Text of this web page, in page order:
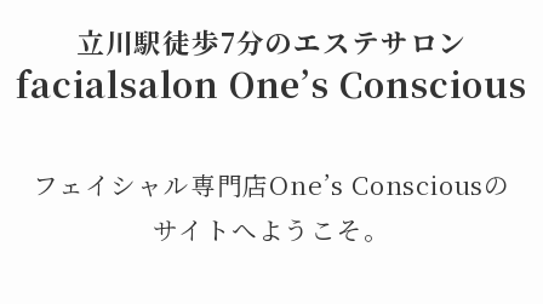
立川駅徒歩7分のエステサロン
facialsalon One’s Conscious
フェイシャル専門店One’s Consciousの
サイトへようこそ。